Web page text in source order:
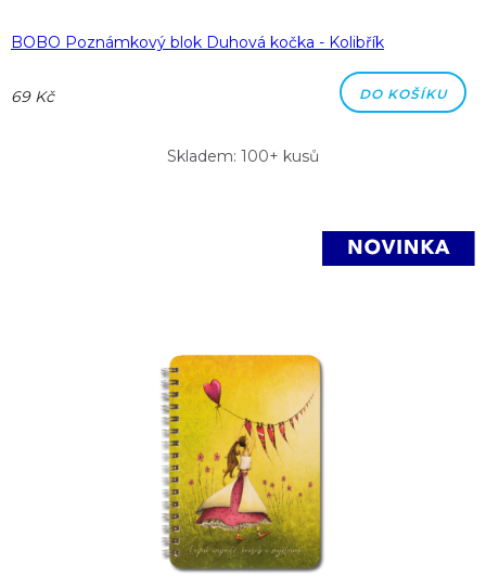
BOBO Poznámkový blok Duhová kočka - Kolibřík
69 Kč DO KOŠÍKU
Skladem: 100+ kusů